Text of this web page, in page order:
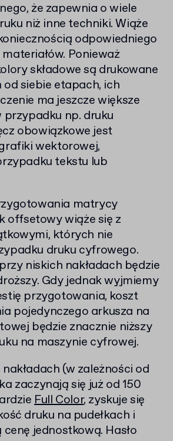
że zapewnia o wiele
niż inne techniki. Wiąże
odpowiedniego
Ponieważ
składowe są drukowane
siebie etapach, ich
ma jeszcze większe
przypadku np. druku
obowiązkowe jest
wektorowej,
tekstu lub
matrycy
offsetowy wiąże się z
których nie
druku cyfrowego.
niskich nakładach będzie
Gdy jednak wyjmiemy
przygotowania, koszt
pojedynczego arkusza na
będzie znacznie niższy
na maszynie cyfrowej.
(w zależności od
zaczynają się już od 150
Full Color, zyskuje się
druku na pudełkach i
jednostkową. Hasło